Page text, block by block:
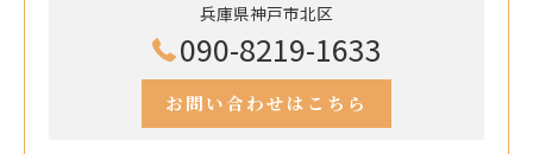
兵庫県神戸市北区
090-8219-1633
お問い合わせはこちら